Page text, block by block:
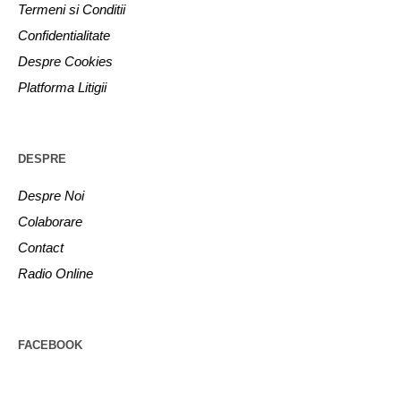
Termeni si Conditii
Confidentialitate
Despre Cookies
Platforma Litigii
DESPRE
Despre Noi
Colaborare
Contact
Radio Online
FACEBOOK